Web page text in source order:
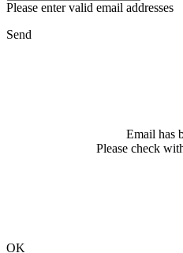
Please enter valid email addresses
Send
Email has
Please check
OK